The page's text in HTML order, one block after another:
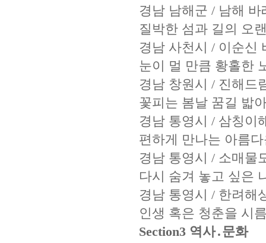
경남 남해군 / 남해
질박한 섬과 길의 오
경남 사천시 / 이순신
눈이 멀 만큼 황홀한
경남 창원시 / 진해드
꽃피는 봄날 꿈길 밟
경남 통영시 / 삼칭이
편하게 만나는 아름
경남 통영시 / 소매물
다시 숨겨 놓고 싶은
경남 통영시 / 한려해
인생 혹은 청춘을 시
Section3 역사․문화